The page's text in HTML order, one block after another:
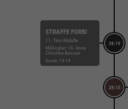
28:19
STRAFFE FORBI
11. Tina Abdulla
Målvogter: 14. Anne
Christine Bossen
Score: 14-14
28:15